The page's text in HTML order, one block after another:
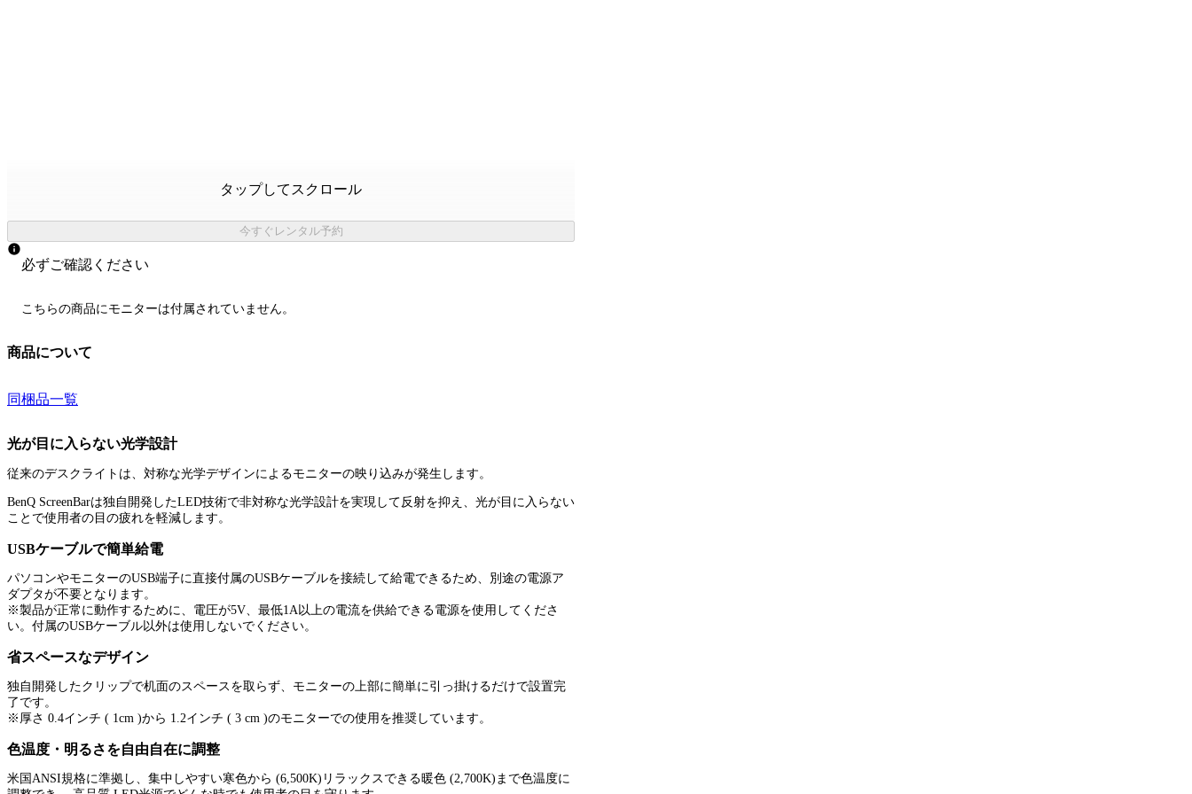
タップしてスクロール
今すぐレンタル予約
必ずご確認ください
こちらの商品にモニターは付属されていません。
商品について
同梱品一覧
光が目に入らない光学設計
従来のデスクライトは、対称な光学デザインによるモニターの映り込みが発生します。
BenQ ScreenBarは独自開発したLED技術で非対称な光学設計を実現して反射を抑え、光が目に入らない
ことで使用者の目の疲れを軽減します。
USBケーブルで簡単給電
パソコンやモニターのUSB端子に直接付属のUSBケーブルを接続して給電できるため、別途の電源ア
ダプタが不要となります。
※製品が正常に動作するために、電圧が5V、最低1A以上の電流を供給できる電源を使用してくださ
い。付属のUSBケーブル以外は使用しないでください。
省スペースなデザイン
独自開発したクリップで机面のスペースを取らず、モニターの上部に簡単に引っ掛けるだけで設置完
了です。
※厚さ 0.4インチ ( 1cm )から 1.2インチ ( 3 cm )のモニターでの使用を推奨しています。
色温度・明るさを自由自在に調整
米国ANSI規格に準拠し、集中しやすい寒色から (6,500K)リラックスできる暖色 (2,700K)まで色温度に